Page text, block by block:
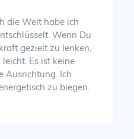
die Welt habe ich
Wenn Du
gezielt zu lenken,
Es ist keine
Ausrichtung. Ich
zu biegen.